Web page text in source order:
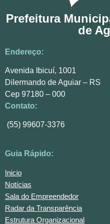
Prefeitura
de
Endereço:
Avenida Ibicuí, 1001
Dilermando de Aguiar – RS
Cep 97180 – 000
Contato:
(55) 99607-3376
Guia Rápido:
Inicio
Notícias
Sala do Empreendedor
Radar da Transparência
Estrutura Organizacional